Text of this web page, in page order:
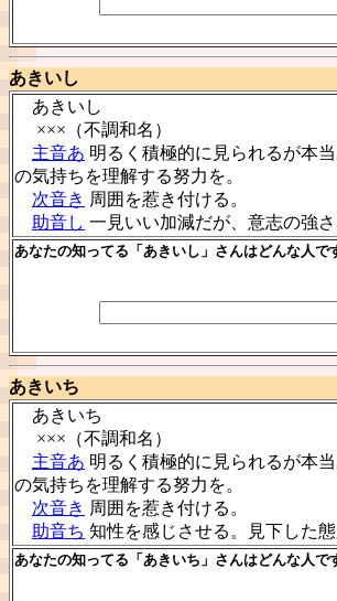
あきいし
あきいし
×××（不調和名）
主音あ 明るく積極的に見られるが本
の気持ちを理解する努力を。
次音き 周囲を惹き付ける。
助音し 一見いい加減だが、意志の強さ
あなたの知ってる「あきいし」さんはどんな人で
あきいち
あきいち
×××（不調和名）
主音あ 明るく積極的に見られるが本
の気持ちを理解する努力を。
次音き 周囲を惹き付ける。
助音ち 知性を感じさせる。見下した態
あなたの知ってる「あきいち」さんはどんな人で